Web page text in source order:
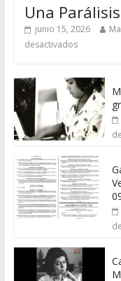
Una
junio 15, 2026
desactivados